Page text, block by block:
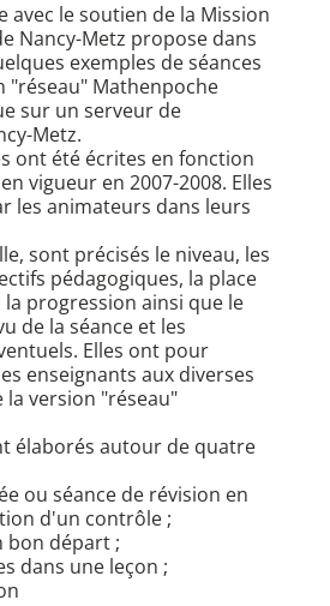
avec le soutien de la Mission
Nancy-Metz propose dans
exemples de séances
"réseau" Mathenpoche
sur un serveur de
Metz.
ont été écrites en fonction
vigueur en 2007-2008. Elles
les animateurs dans leurs
sont précisés le niveau, les
pédagogiques, la place
la progression ainsi que le
de la séance et les
Elles ont pour
enseignants aux diverses
version "réseau"
élaborés autour de quatre
ou séance de révision en
d'un contrôle ;
bon départ ;
dans une leçon ;